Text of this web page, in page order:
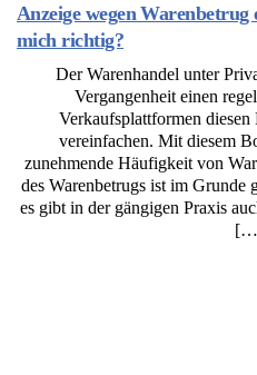
Anzeige wegen
mich richtig?
Der Warenhandel unter
Vergangenheit einen
Verkaufsplattformen
vereinfachen. Mit diesem
zunehmende Häufigkeit von
des Warenbetrugs ist im Grunde
es gibt in der gängigen Praxis